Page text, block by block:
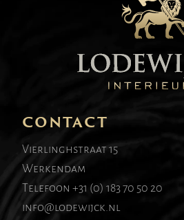
CONTACT
Vierlinghstraat 15
Werkendam
Telefoon +31 (0) 183 70 50 20
info@lodewijck.nl